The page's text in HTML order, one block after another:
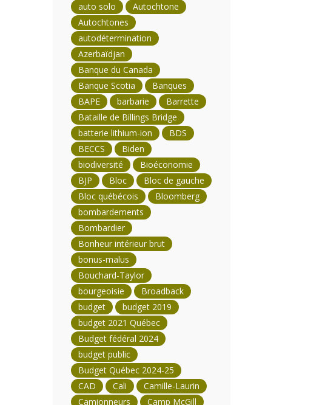
auto solo
Autochtone
Autochtones
autodétermination
Azerbaïdjan
Banque du Canada
Banque Scotia
Banques
BAPE
barbarie
Barrette
Bataille de Billings Bridge
batterie lithium-ion
BDS
BECCS
Biden
biodiversité
Bioéconomie
BJP
Bloc
Bloc de gauche
Bloc québécois
Bloomberg
bombardements
Bombardier
Bonheur intérieur brut
bonus-malus
Bouchard-Taylor
bourgeoisie
Broadback
budget
budget 2019
budget 2021 Québec
Budget fédéral 2024
budget public
Budget Québec 2024-25
CAD
Cali
Camille-Laurin
Camionneurs
Camp McGill